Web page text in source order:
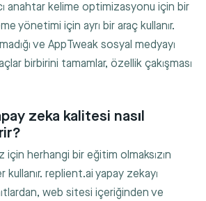
anahtar kelime optimizasyonu için bir
yönetimi için ayrı bir araç kullanır.
ve AppTweak sosyal medyayı
birbirini tamamlar, özellik çakışması
zeka kalitesi nasıl
için herhangi bir eğitim olmaksızın
kullanır. replient.ai yapay zekayı
web sitesi içeriğinden ve